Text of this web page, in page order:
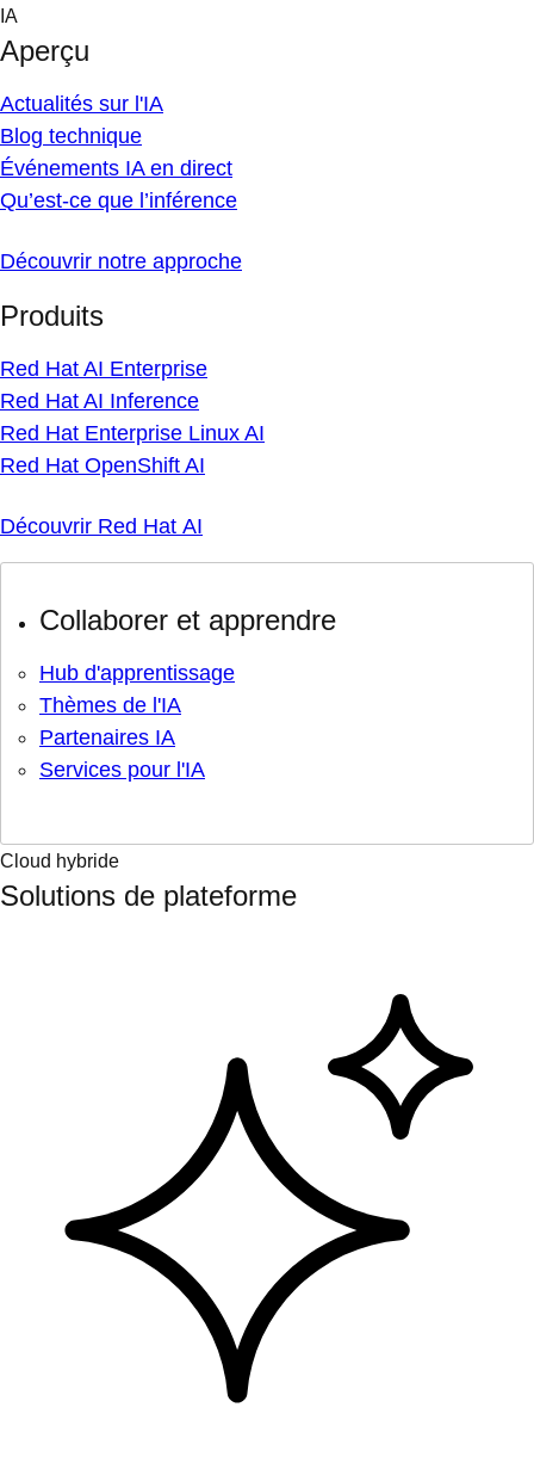
Skip
content
IA
Aperçu
Actualités sur l'IA
Blog technique
Événements IA en direct
Qu’est-ce que l’inférence
Découvrir notre approche
Produits
Red Hat AI Enterprise
Red Hat AI Inference
Red Hat Enterprise Linux AI
Red Hat OpenShift AI
Découvrir Red Hat AI
Collaborer et apprendre
Hub d'apprentissage
Thèmes de l'IA
Partenaires IA
Services pour l'IA
Cloud hybride
Solutions de plateforme